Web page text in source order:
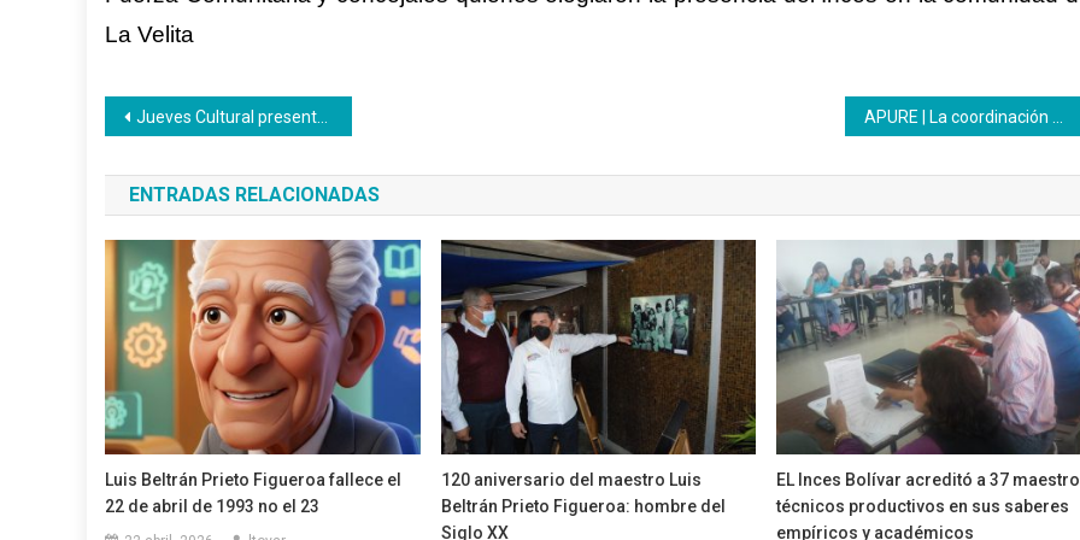
La Velita
Navegación
de
entradas
Jueves Cultural presentó música en vivo y premió a los ganadores de Tu Voz Inces
ENTRADAS RELACIONADAS
Luis Beltrán Prieto Figueroa fallece el
22 de abril de 1993 no el 23
120 aniversario del maestro Luis
Beltrán Prieto Figueroa: hombre del
Siglo XX
EL Inces Bolívar acreditó a 37
técnicos productivos en sus saberes
empíricos y académicos